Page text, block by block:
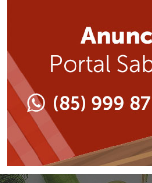
Japonesa e Oriental
Lanchonetes
Massas
Peixes e Frutos do Mar
Peixes e Frutos do Mar
Pizzarias
Portuguesa